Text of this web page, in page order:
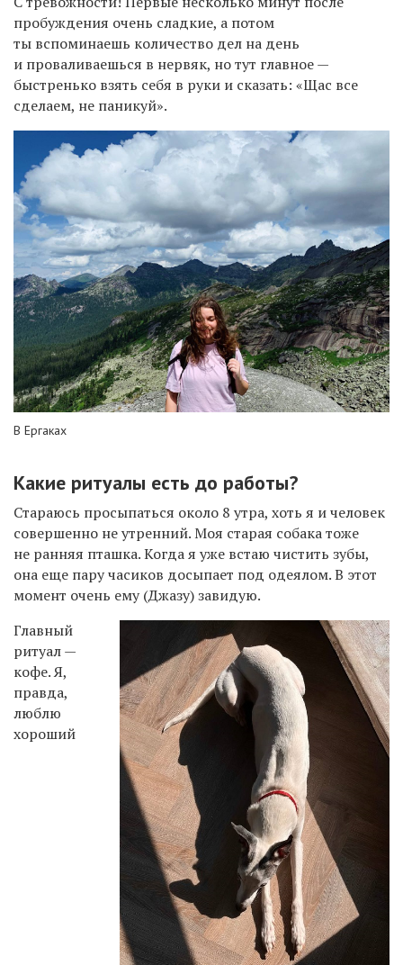
пробуждения очень сладкие, а потом
ты вспоминаешь количество дел на день
и проваливаешься в нервяк, но тут главное —
быстренько взять себя в руки и сказать: «Щас все
сделаем, не паникуй».
В Ергаках
Какие ритуалы есть до работы?
Стараюсь просыпаться около 8 утра, хоть я и человек
совершенно не утренний. Моя старая собака тоже
не ранняя пташка. Когда я уже встаю чистить зубы,
она еще пару часиков досыпает под одеялом. В этот
момент очень ему (Джазу) завидую.
Главный
ритуал —
кофе. Я,
правда,
люблю
хороший